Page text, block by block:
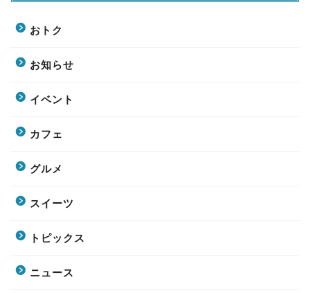
おトク
お知らせ
イベント
カフェ
グルメ
スイーツ
トピックス
ニュース